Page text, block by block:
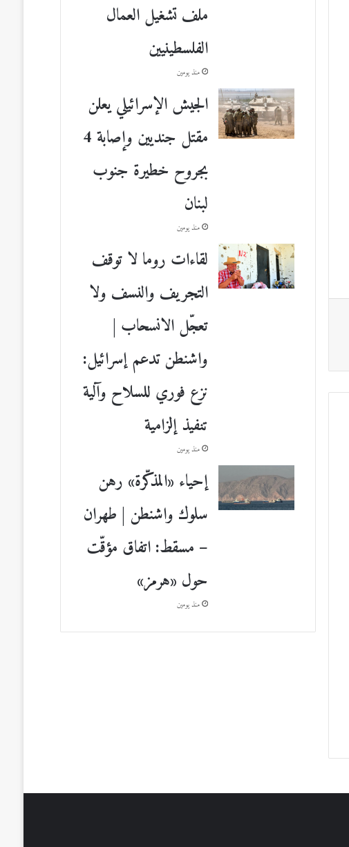
ملف تشغيل العمال
الفلسطينيين
منذ يومين
الجيش الإسرائيلي يعلن
مقتل جنديين وإصابة 4
بجروح خطيرة جنوب
لبنان
منذ يومين
لقاءات روما لا توقف
التجريف والنسف ولا
تعجّل الانسحاب |
واشنطن تدعم إسرائيل:
نزع فوري للسلاح وآلية
تنفيذ إلزامية
منذ يومين
إحياء «المذكّرة» رهن
سلوك واشنطن | طهران
– مسقط: اتفاق مؤقّت
حول «هرمز»
منذ يومين